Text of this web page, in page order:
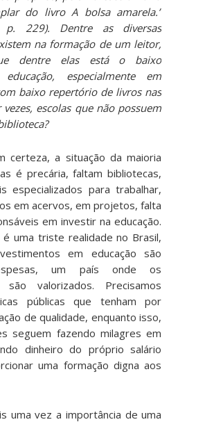
do livro A bolsa amarela.”
p. 229). Dentre as diversas
na formação de um leitor,
dentre elas está o baixo
especialmente em
baixo repertório de livros nas
escolas que não possuem
certeza, a situação da maioria
é precária, faltam bibliotecas,
especializados para trabalhar,
em acervos, em projetos, falta
em investir na educação.
uma triste realidade no Brasil,
em educação são
um país onde os
valorizados. Precisamos
públicas que tenham por
de qualidade, enquanto isso,
seguem fazendo milagres em
dinheiro do próprio salário
uma formação digna aos
uma vez a importância de uma